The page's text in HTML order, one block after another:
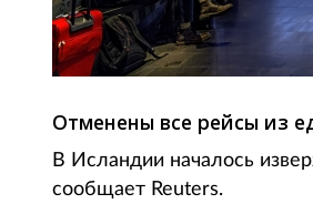
Отменены все рейсы из
В Исландии началось
сообщает Reuters.